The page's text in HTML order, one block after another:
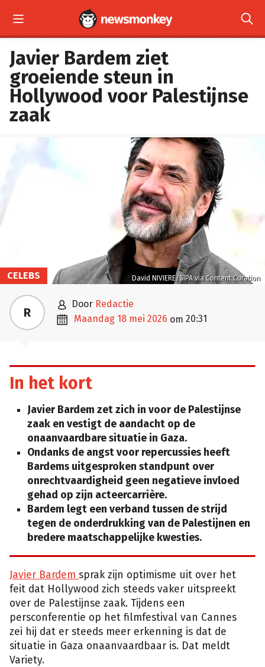
 
Javier Bardem ziet
groeiende steun in
Hollywood voor Palestijnse
zaak
David NIVIERE/SIPA via Content Curation
CELEBS
R  door Redactie
 maandag 18 mei 2026 om 20:31
In het kort
Javier Bardem zet zich in voor de Palestijnse
zaak en vestigt de aandacht op de
onaanvaardbare situatie in Gaza.
Ondanks de angst voor repercussies heeft
Bardems uitgesproken standpunt over
onrechtvaardigheid geen negatieve invloed
gehad op zijn acteercarrière.
Bardem legt een verband tussen de strijd
tegen de onderdrukking van de Palestijnen en
bredere maatschappelijke kwesties.
Javier Bardem sprak zijn optimisme uit over het
feit dat Hollywood zich steeds vaker uitspreekt
over de Palestijnse zaak. Tijdens een
persconferentie op het filmfestival van Cannes
zei hij dat er steeds meer erkenning is dat de
situatie in Gaza onaanvaardbaar is. Dat meldt
Variety.